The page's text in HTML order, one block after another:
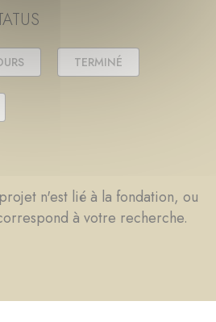
TERMINÉ
n'est lié à la fondation, ou
à votre recherche.